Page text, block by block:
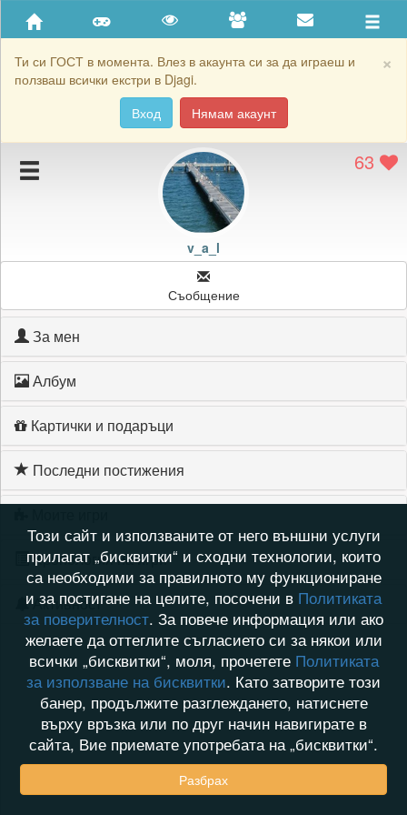
×
Ти си ГОСТ в момента. Влез в акаунта си за да играеш и
ползваш всички екстри в Djagi.
Вход
Нямам акаунт
Приятели
Хронология на игри
Подаръците на v_a_l 63
v_a_l
Съобщение
За мен
Албум
Картички и подаръци
Последни постижения
Хронология на игри
Активност
Този сайт и използваните от него външни услуги
прилагат „бисквитки“ и сходни технологии, които
са необходими за правилното му функциониране
и за постигане на целите, посочени в Политиката
за поверителност. За повече информация или ако
желаете да оттеглите съгласието си за някои или
всички „бисквитки“, моля, прочетете Политиката
за използване на бисквитки. Като затворите този
банер, продължите разглеждането, натиснете
върху връзка или по друг начин навигирате в
сайта, Вие приемате употребата на „бисквитки“.
Разбрах